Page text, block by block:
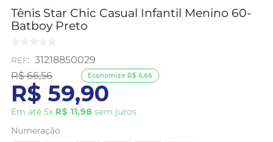
Tênis Star Chic Casual Infantil Menino 60-
Batboy Preto
: 31218850029
R$ 66,56
R$ 59,90
Em até 5x R$ 11,98 sem juros
Economize R$ 6,66
Numeração